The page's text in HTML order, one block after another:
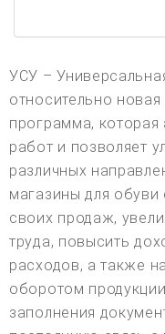
УСУ –
относительно
программа,
работ и позволяет
различных
магазины для обуви
своих продаж,
труда, повысить
расходов, а также
оборотом
заполнения